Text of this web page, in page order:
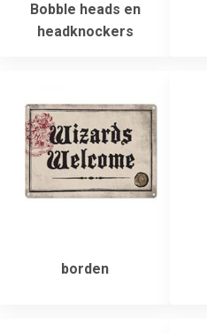
Bobble heads en
headknockers
borden